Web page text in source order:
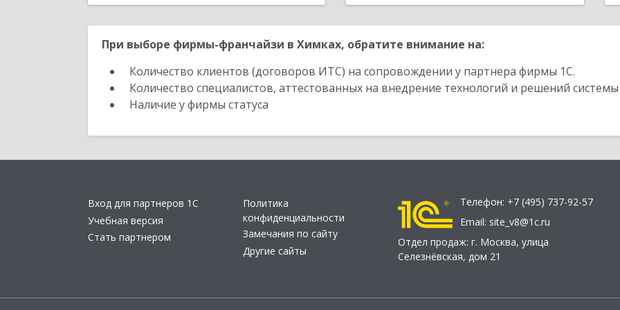
При выборе фирмы-франчайзи в Химках, обратите внимание на:
Количество клиентов (договоров ИТС) на сопровождении у партнера фирмы 1С.
Количество специалистов, аттестованных на внедрение технологий и решений
Наличие у фирмы статуса
Вход для партнеров 1С
Учебная версия
Стать партнером
Политика
конфиденциальности
Замечания по сайту
Другие сайты
Телефон: +7 (495) 737-92-57
Email: site_v8@1c.ru
Отдел продаж: г. Москва, улица
Селезнёвская, дом 21